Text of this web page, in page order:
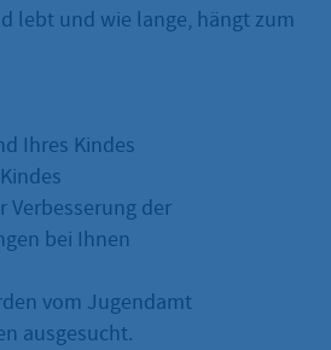
lebt und wie lange, hängt zum
Ihres Kindes
der
bei Ihnen
vom Jugendamt
ausgesucht.